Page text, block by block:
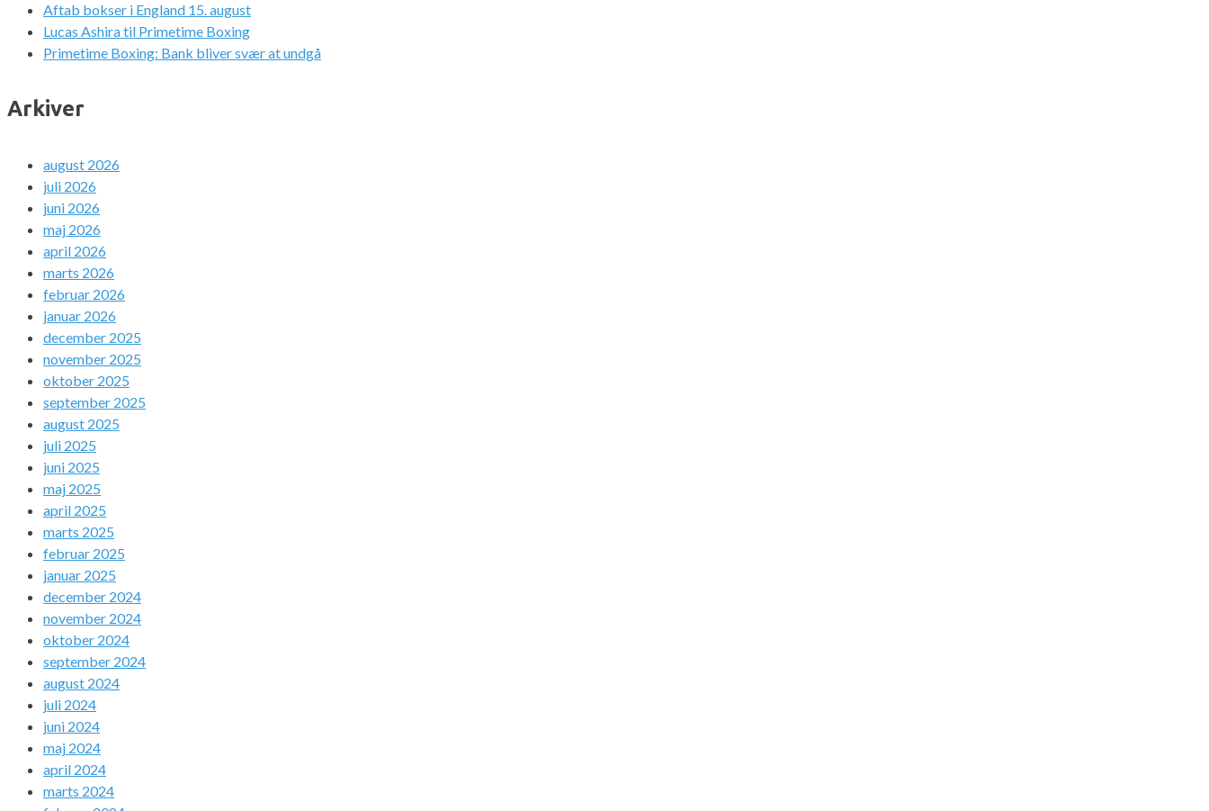
Aftab bokser i England 15. august
Lucas Ashira til Primetime Boxing
Primetime Boxing: Bank bliver svær at undgå
Arkiver
august 2026
juli 2026
juni 2026
maj 2026
april 2026
marts 2026
februar 2026
januar 2026
december 2025
november 2025
oktober 2025
september 2025
august 2025
juli 2025
juni 2025
maj 2025
april 2025
marts 2025
februar 2025
januar 2025
december 2024
november 2024
oktober 2024
september 2024
august 2024
juli 2024
juni 2024
maj 2024
april 2024
marts 2024